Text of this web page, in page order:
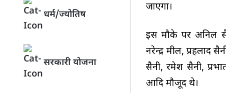
धर्म/ज्योतिष
सरकारी योजना
जाएगा।
इस मौके पर अनिल
नरेन्द्र मील, प्रहलाद
सैनी, रमेश सैनी,
आदि मौजूद थे।